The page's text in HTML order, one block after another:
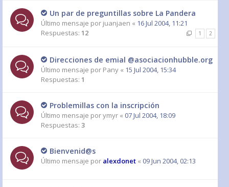
Un par de preguntillas sobre La Pandera
Último mensaje por juanjaen « 16 Jul 2004, 11:21
Respuestas: 12 1 2
Direcciones de emial @asociacionhubble.org
Último mensaje por Pany « 15 Jul 2004, 15:34
Respuestas: 1
Problemillas con la inscripción
Último mensaje porymyr « 07 Jul 2004, 18:09
Respuestas: 3
Bienvenid@s
Último mensaje por alexdonet « 09 Jun 2004, 02:13